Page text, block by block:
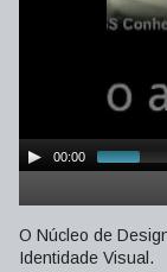
00:00
O Núcleo de
Identidade Visual.